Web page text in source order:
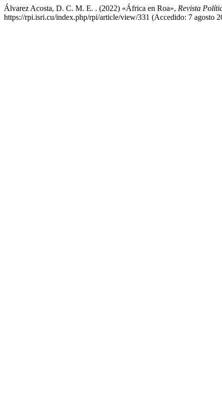
Álvarez Acosta, D. C. M. E. . (2022) «África en Roa», Revista
https://rpi.isri.cu/index.php/rpi/article/view/331 (Accedido: 7 agosto